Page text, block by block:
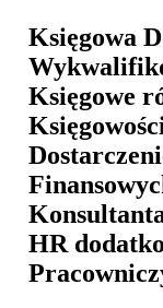
Księgowa
Księgowe
HR